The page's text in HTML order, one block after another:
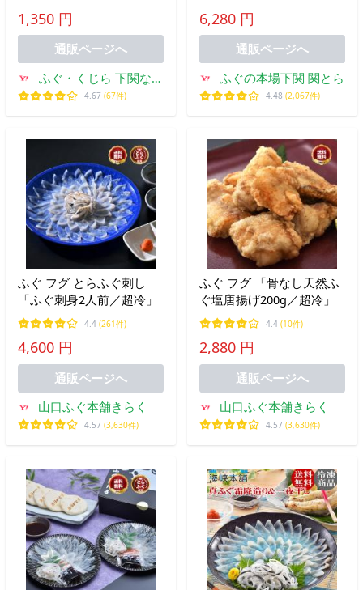
1,350 円
通販ページへ
ふぐ・くじら 下関なる
と
4.67 (67件)
6,280 円
通販ページへ
ふぐの本場下関 関とら
4.48 (2,067件)
ふぐ フグ とらふぐ刺し
「ふぐ刺身2人前／超冷」
4.4 (261件)
4,600 円
通販ページへ
山口ふぐ本舗きらく
4.57 (3,630件)
ふぐ フグ 「骨なし天然ふ
ぐ塩唐揚げ200g／超冷」
4.4 (10件)
2,880 円
通販ページへ
山口ふぐ本舗きらく
4.57 (3,630件)